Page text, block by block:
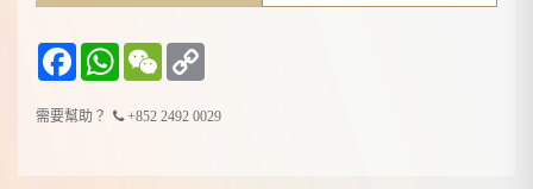
FacebookWhatsApp
WeChat
需要幫助？ +852 2492 0029